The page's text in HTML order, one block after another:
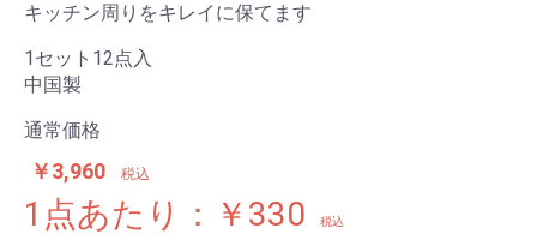
キッチン周りをキレイに保てます
1セット12点入
中国製
通常価格
￥3,960 税込
1点あたり：￥330 税込